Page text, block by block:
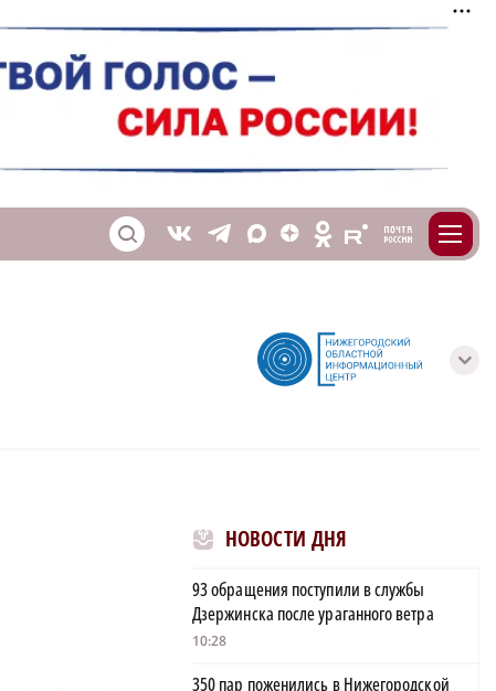
S V T X Z O E m
с
НОВОСТИ ДНЯ
93 обращения поступили в службы
Дзержинска после ураганного ветра
10:28
350 пар поженились в Нижегородской